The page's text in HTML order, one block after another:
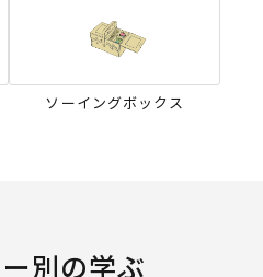
ソーイングボックス
別の学ぶ